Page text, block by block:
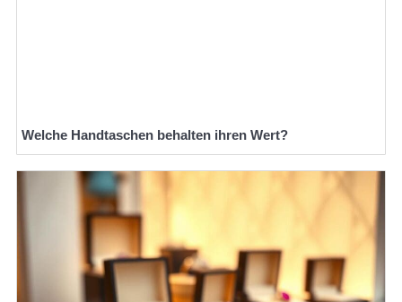
Welche Handtaschen behalten ihren Wert?